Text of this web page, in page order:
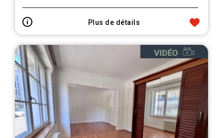
Plus de détails